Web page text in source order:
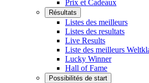
Prix et Cadeaux
Résultats
Listes des meilleurs
Listes des resultats
Live Results
Liste des meilleurs
Lucky Winner
Hall of Fame
Possibilités de start